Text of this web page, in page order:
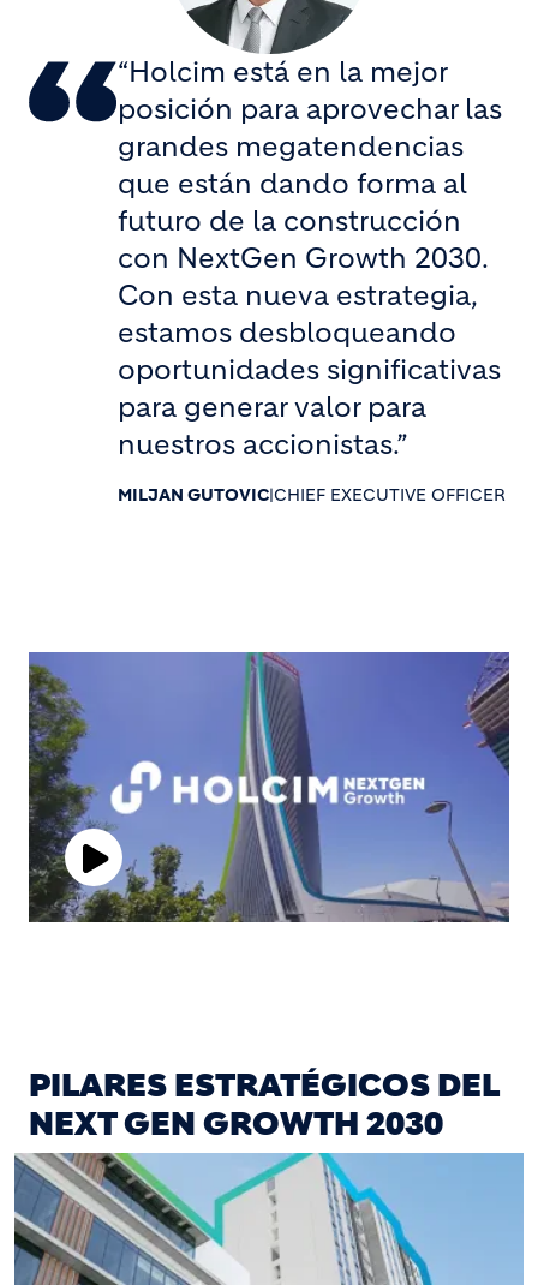
“Holcim está en la mejor
posición para aprovechar las
grandes megatendencias
que están dando forma al
futuro de la construcción
con NextGen Growth 2030.
Con esta nueva estrategia,
estamos desbloqueando
oportunidades significativas
para generar valor para
nuestros accionistas.”
MILJAN GUTOVIC|CHIEF EXECUTIVE OFFICER
Play
PILARES ESTRATÉGICOS DEL
NEXT GEN GROWTH 2030